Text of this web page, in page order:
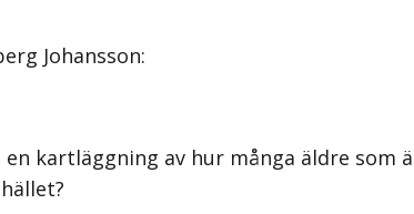
Johansson:
kartläggning av hur många äldre som